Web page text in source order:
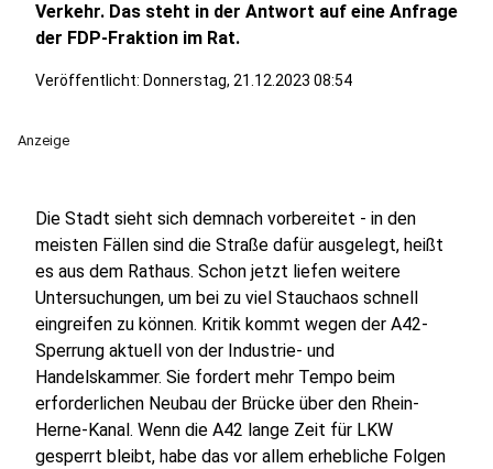
Verkehr. Das steht in der Antwort auf eine Anfrage
der FDP-Fraktion im Rat.
Veröffentlicht: Donnerstag, 21.12.2023 08:54
Anzeige
Die Stadt sieht sich demnach vorbereitet - in den
meisten Fällen sind die Straße dafür ausgelegt, heißt
es aus dem Rathaus. Schon jetzt liefen weitere
Untersuchungen, um bei zu viel Stauchaos schnell
eingreifen zu können. Kritik kommt wegen der A42-
Sperrung aktuell von der Industrie- und
Handelskammer. Sie fordert mehr Tempo beim
erforderlichen Neubau der Brücke über den Rhein-
Herne-Kanal. Wenn die A42 lange Zeit für LKW
gesperrt bleibt, habe das vor allem erhebliche Folgen